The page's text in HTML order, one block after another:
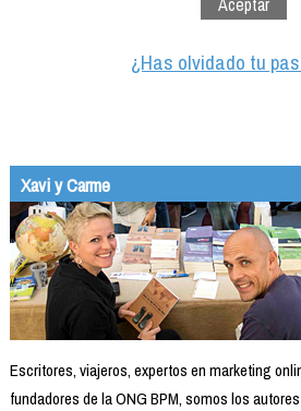
¿Has olvidado tu
Xavi y Carme
Escritores, viajeros, expertos en marketing
fundadores de la ONG BPM, somos los